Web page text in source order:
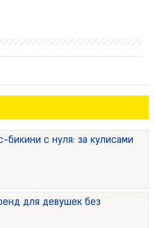
бикини с нуля: за кулисами
для девушек без